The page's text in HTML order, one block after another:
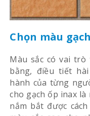
Chọn màu
Màu sắc có vai
bằng, điều tiết
hành của từng
cho gạch ốp inax
nắm bắt được